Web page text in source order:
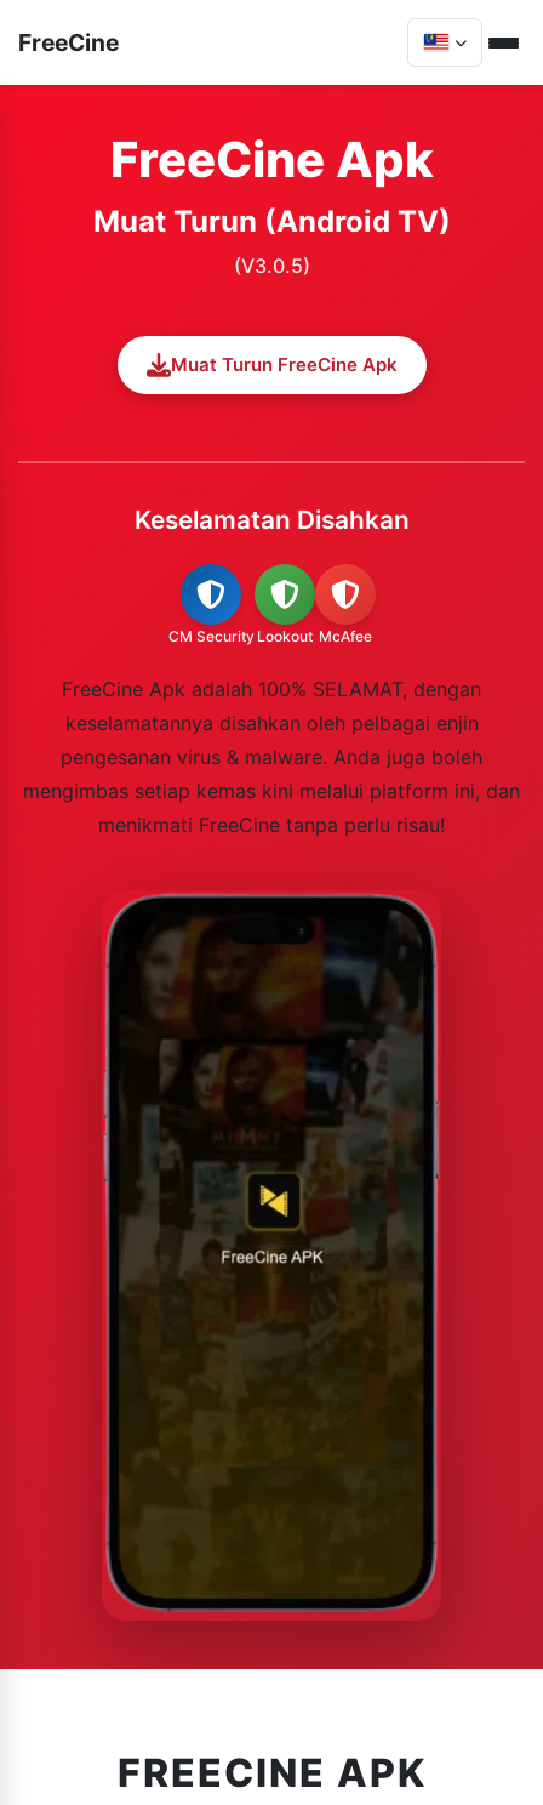
FreeCine
FreeCine Apk
Muat Turun (Android TV)
(V3.0.5)
Muat Turun FreeCine Apk
Keselamatan Disahkan
CM Security Lookout McAfee
FreeCine Apk adalah 100% SELAMAT, dengan
keselamatannya disahkan oleh pelbagai enjin
pengesanan virus & malware. Anda juga boleh
mengimbas setiap kemas kini melalui platform ini, dan
menikmati FreeCine tanpa perlu risau!
FREECINE APK